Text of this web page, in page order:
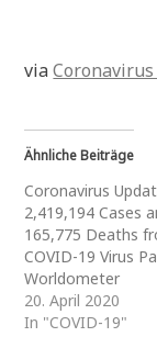
viaCoronavirus
Ähnliche Beiträge
Coronavirus
2,419,194 Cases
165,775 Deaths
COVID-19 Virus
Worldometer
20. April 2020
In "COVID-19"